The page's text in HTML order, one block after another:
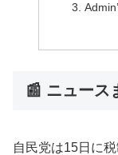
📰 ニュース
自民党は15日に